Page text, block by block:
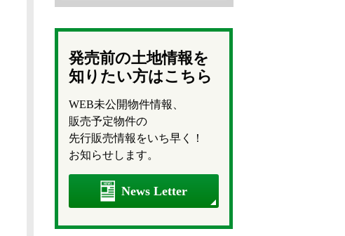
発売前の土地情報を
知りたい方はこちら
WEB未公開物件情報、
販売予定物件の
先行販売情報をいち早く！
お知らせします。
News Letter